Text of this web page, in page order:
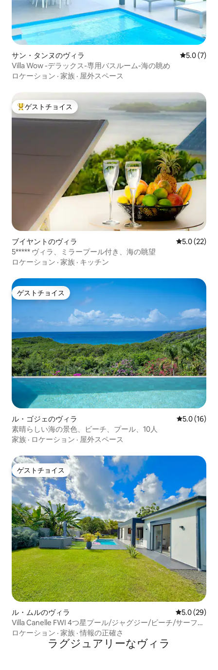
サン・タンヌのヴィラ レビュー7
5.0 (7)
Villa Wow -デラックス-専用バスルーム-海の眺め
ロケーション · 家族 · 屋外スペース
大好評のゲストチョイスです。
ゲストチョイス
ブイヤントのヴィラ レビュー22
5.0 (22)
5***** ヴィラ、ミラープール付き、海の眺望
ロケーション · 家族 · キッチン
ゲストチョイス
ゲストチョイス
ル・ゴジェのヴィラ レビュー16
5.0 (16)
素晴らしい海の景色、ビーチ、プール、10人
家族 · ロケーション · 屋外スペース
ゲストチョイス
ゲストチョイス
ル・ムルのヴィラ レビュー29
5.0 (29)
Villa Canelle FWI 4つ星プール/ジャグジー/ビーチ/サーフィ
ン
ロケーション · 家族 ·情報の正確さ
ラグジュアリーなヴィラ